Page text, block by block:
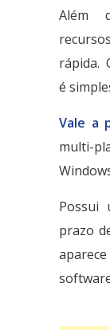
Além
rápida.
é
Vale a
multi-
Possui
prazo